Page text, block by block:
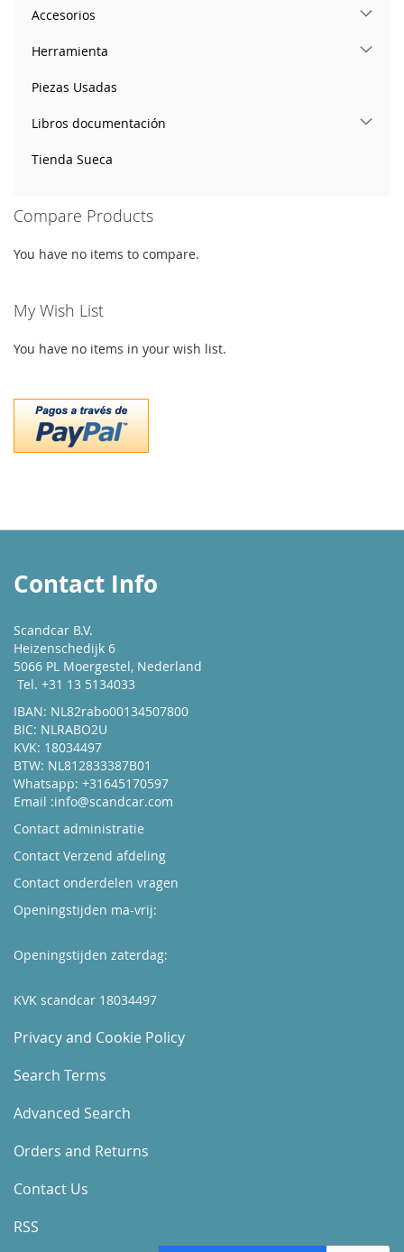
Accesorios
Herramienta
Piezas Usadas
Libros documentación
Tienda Sueca
Compare Products
You have no items to compare.
My Wish List
You have no items in your wish list.
Contact Info
Scandcar B.V.
Heizenschedijk 6
5066 PL Moergestel, Nederland
Tel. +31 13 5134033
IBAN: NL82rabo00134507800
BIC: NLRABO2U
KVK: 18034497
BTW: NL812833387B01
Whatsapp: +31645170597
Email :info@scandcar.com
Contact administratie
Contact Verzend afdeling
Contact onderdelen vragen
Openingstijden ma-vrij:
Openingstijden zaterdag:
KVK scandcar 18034497
Privacy and Cookie Policy
Search Terms
Advanced Search
Orders and Returns
Contact Us
RSS